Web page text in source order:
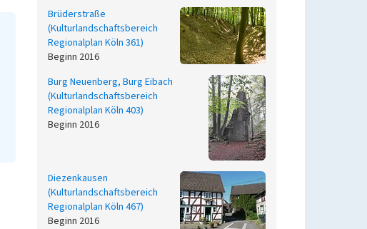
Brüderstraße
(Kulturlandschaftsbereich
Regionalplan Köln 361)
Beginn 2016
Burg Neuenberg, Burg Eibach
(Kulturlandschaftsbereich
Regionalplan Köln 403)
Beginn 2016
Diezenkausen
(Kulturlandschaftsbereich
Regionalplan Köln 467)
Beginn 2016